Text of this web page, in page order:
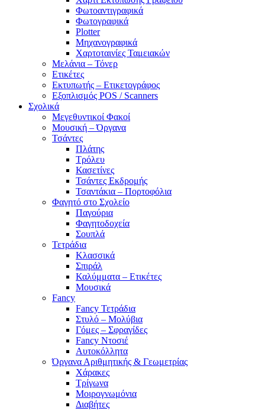
Φωτοαντιγραφικά
Φωτογραφικά
Plotter
Μηχανογραφικά
Χαρτοταινίες Ταμειακών
Μελάνια – Τόνερ
Ετικέτες
Εκτυπωτής – Ετικετογράφος
Εξοπλισμός POS / Scanners
Σχολικά
Μεγεθυντικοί Φακοί
Μουσική – Όργανα
Τσάντες
Πλάτης
Τρόλευ
Κασετίνες
Τσάντες Εκδρομής
Τσαντάκια – Πορτοφόλια
Φαγητό στο Σχολείο
Παγούρια
Φαγητοδοχεία
Σουπλά
Τετράδια
Κλασσικά
Σπιράλ
Καλύμματα – Ετικέτες
Μουσικά
Fancy
Fancy Τετράδια
Στυλό – Μολύβια
Γόμες – Σφραγίδες
Fancy Ντοσιέ
Αυτοκόλλητα
Όργανα Αριθμητικής & Γεωμετρίας
Χάρακες
Τρίγωνα
Mοιρογνωμόνια
Διαβήτες